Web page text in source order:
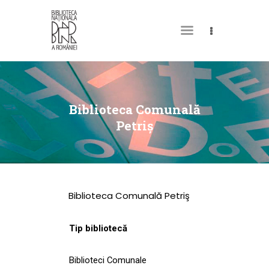
Biblioteca Comunală
Petriş
DESPRE NOI
PERMISUL MEU DE
BIBLIOTECĂ
CATALOAGE ȘI
COLECȚII
CULTURALE
NOUTĂȚI
Biblioteca Comunală Petriş
Tip bibliotecă
Biblioteci Comunale